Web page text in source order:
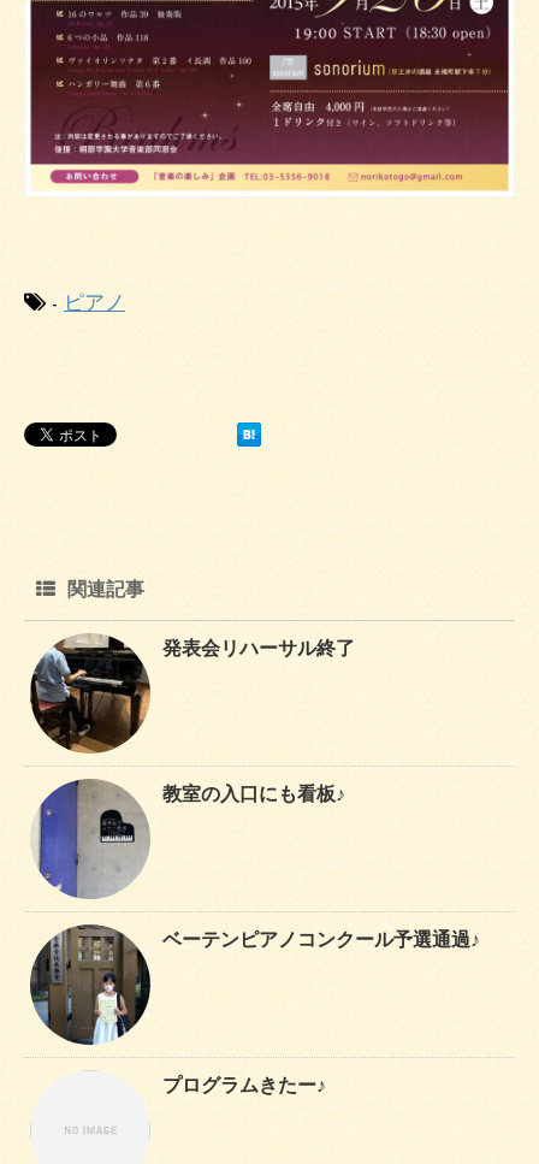
-ピアノ
関連記事
発表会リハーサル終了
教室の入口にも看板♪
ベーテンピアノコンクール予選通過♪
プログラムきたー♪